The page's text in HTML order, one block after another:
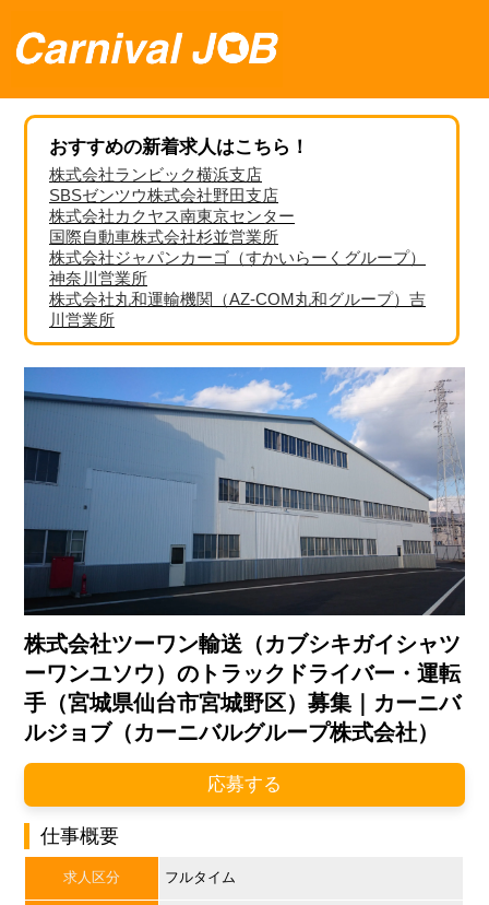
おすすめの新着求人はこちら！
株式会社ランビック横浜支店
SBSゼンツウ株式会社野田支店
株式会社カクヤス南東京センター
国際自動車株式会社杉並営業所
株式会社ジャパンカーゴ（すかいらーくグループ）
神奈川営業所
株式会社丸和運輸機関（AZ-COM丸和グループ）吉
川営業所
株式会社ツーワン輸送（カブシキガイシャツ
ーワンユソウ）のトラックドライバー・運転
手（宮城県仙台市宮城野区）募集｜カーニバ
ルジョブ（カーニバルグループ株式会社）
応募する
仕事概要
求人区分 フルタイム